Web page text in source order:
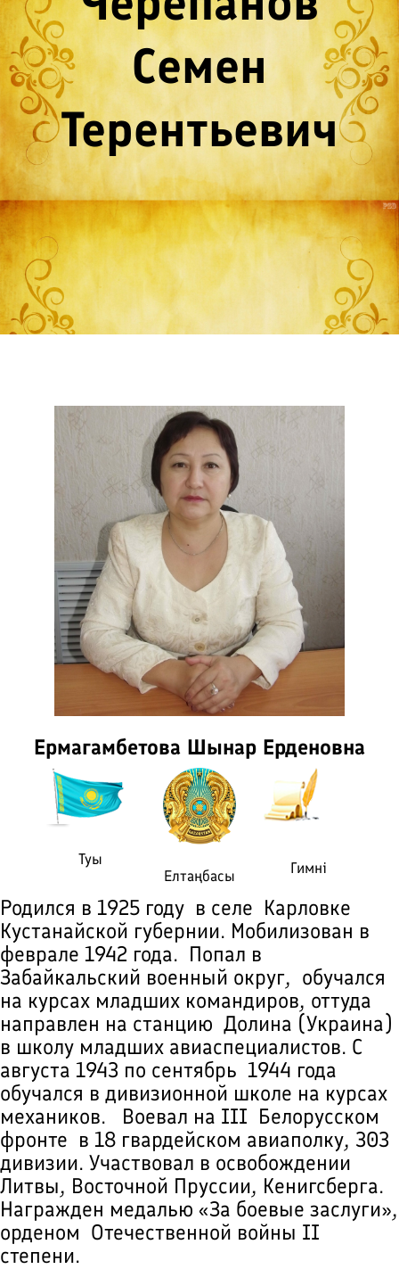
Семен
Терентьевич
Ермагамбетова Шынар Ерденовна
Туы
Елтаңбасы
Гимні
Родился в 1925 году в селе Карловке
Кустанайской губернии. Мобилизован в
феврале 1942 года. Попал в
Забайкальский военный округ, обучался
на курсах младших командиров, оттуда
направлен на станцию Долина (Украина)
в школу младших авиаспециалистов. С
августа 1943 по сентябрь 1944 года
обучался в дивизионной школе на курсах
механиков. Воевал на III Белорусском
фронте в 18 гвардейском авиаполку, 303
дивизии. Участвовал в освобождении
Литвы, Восточной Пруссии, Кенигсберга.
Награжден медалью «За боевые заслуги»,
орденом Отечественной войны II
степени.